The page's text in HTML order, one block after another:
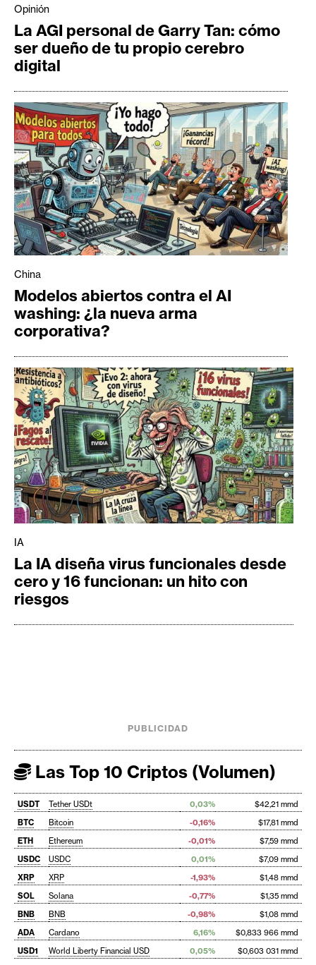
Opinión
La AGI personal de Garry Tan: cómo
ser dueño de tu propio cerebro
digital
China
Modelos abiertos contra el AI
washing: ¿la nueva arma
corporativa?
IA
La IA diseña virus funcionales desde
cero y 16 funcionan: un hito con
riesgos
PUBLICIDAD
Las Top 10 Criptos (Volumen)
USDT Tether USDt 0,03%
$42,21 mmd
BTC
Bitcoin -0,16%
$17,81 mmd
ETH
Ethereum -0,01%
$7,59 mmd
USDC
USDC 0,01%
$7,09 mmd
XRP
XRP -1,93%
$1,48 mmd
SOL
Solana -0,77%
$1,35 mmd
BNB
BNB -0,98%
$1,08 mmd
ADA
Cardano 6,16%
$0,833 966 mmd
USD1
World Liberty Financial USD 0,05%
$0,603 031 mmd